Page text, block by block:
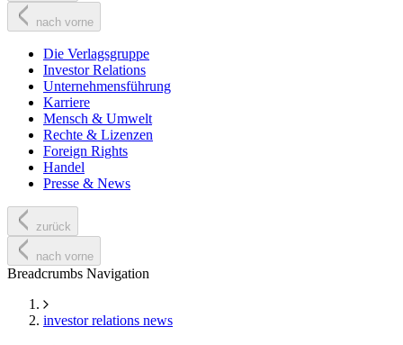
nach vorne
Die Verlagsgruppe
Investor Relations
Unternehmensführung
Karriere
Mensch & Umwelt
Rechte & Lizenzen
Foreign Rights
Handel
Presse & News
zurück
nach vorne
Breadcrumbs Navigation
investor relations news